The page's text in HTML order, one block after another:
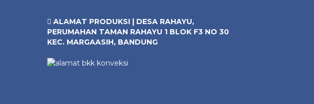
ALAMAT PRODUKSI | DESA RAHAYU,
PERUMAHAN TAMAN RAHAYU 1 BLOK F3 NO 30
KEC. MARGAASIH, BANDUNG